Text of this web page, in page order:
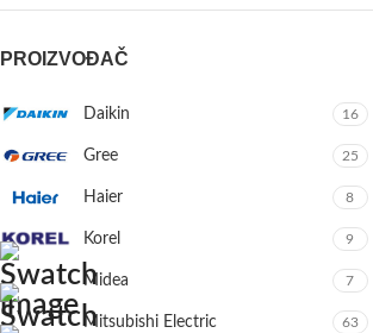
PROIZVOĐAČ
Daikin 16
Gree 25
Haier 8
Korel 9
Midea 7
Mitsubishi Electric 63